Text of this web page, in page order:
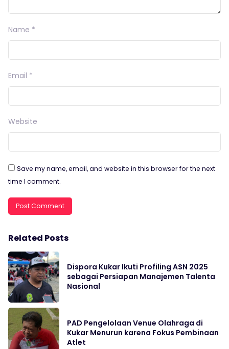
Name *
Email *
Website
Save my name, email, and website in this browser for the next
time I comment.
Related Posts
Dispora Kukar Ikuti Profiling ASN 2025
sebagai Persiapan Manajemen Talenta
Nasional
PAD Pengelolaan Venue Olahraga di
Kukar Menurun karena Fokus Pembinaan
Atlet